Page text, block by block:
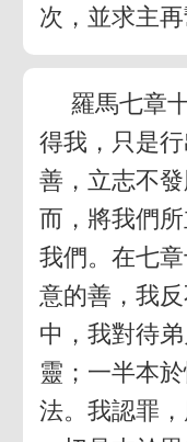
次，並求主再
羅馬七章
得我，只是
善，立志不
而，將我們
我們。在七
意的善，我
中，我對待
靈；一半本
法。我認罪